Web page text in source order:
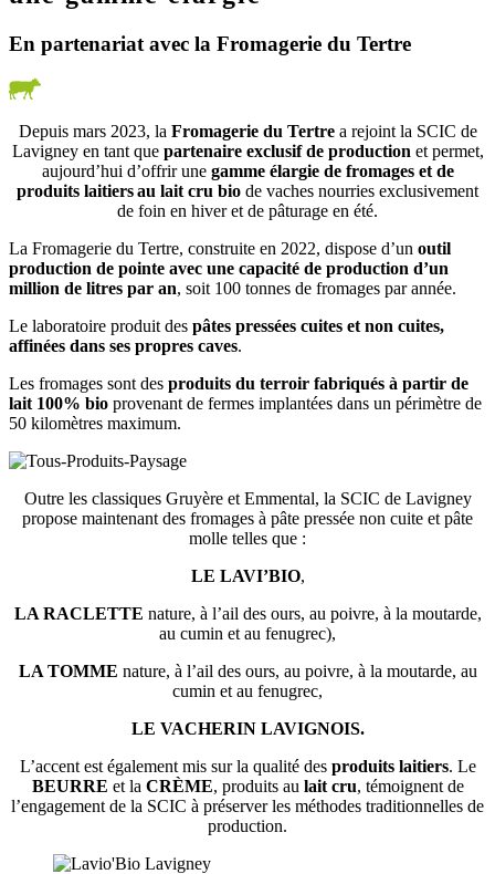
En partenariat avec la Fromagerie du Tertre
Depuis mars 2023, la Fromagerie du Tertrea rejoint la SCIC de
Lavigney en tant que partenaire exclusif de production et permet,
aujourd’hui d’offrir une gamme élargie de fromages et de
produits laitiers au lait cru bio de vaches nourries exclusivement
de foin en hiver et de pâturage en été.
La Fromagerie du Tertre, construite en 2022, dispose d’un outil
production de pointe avec une capacité de production d’un
million de litres par an, soit 100 tonnes de fromages par année.
Le laboratoire produit des pâtes pressées cuites et non cuites,
affinées dans ses propres caves.
Les fromages sont des produits du terroir fabriqués à partir de
lait 100% bio provenant de fermes implantées dans un périmètre de
50 kilomètres maximum.
Outre les classiques Gruyère et Emmental, la SCIC de Lavigney
propose maintenant des fromages à pâte pressée non cuite et pâte
molle telles que :
LE LAVI’BIO,
LA RACLETTE nature, à l’ail des ours, au poivre, à la moutarde,
au cumin et au fenugrec),
LA TOMME nature, à l’ail des ours, au poivre, à la moutarde, au
cumin et au fenugrec,
LE VACHERIN LAVIGNOIS.
L’accent est également mis sur la qualité des produits laitiers. Le
BEURRE et la CRÈME, produits au lait cru, témoignent de
l’engagement de la SCIC à préserver les méthodes traditionnelles de
production.